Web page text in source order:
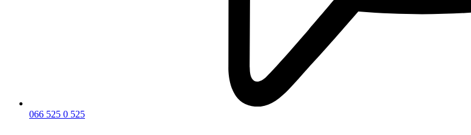
066 525 0 525